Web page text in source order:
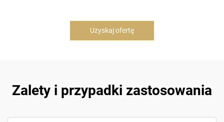
Uzyskaj ofertę
Zalety i przypadki zastosowania